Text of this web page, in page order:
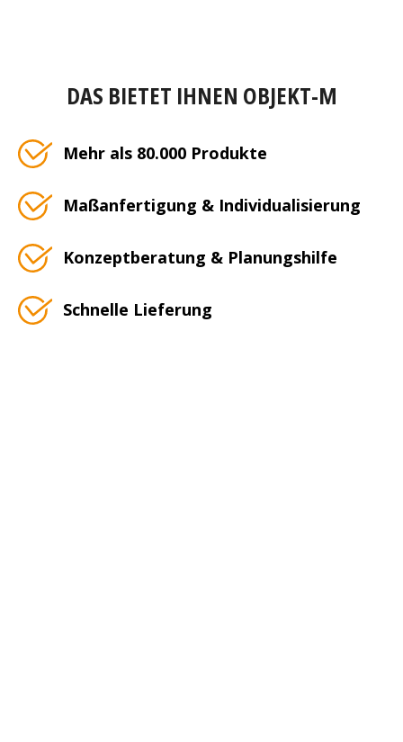
DAS BIETET IHNEN OBJEKT-M
Mehr als 80.000 Produkte
Maßanfertigung & Individualisierung
Konzeptberatung & Planungshilfe
Schnelle Lieferung